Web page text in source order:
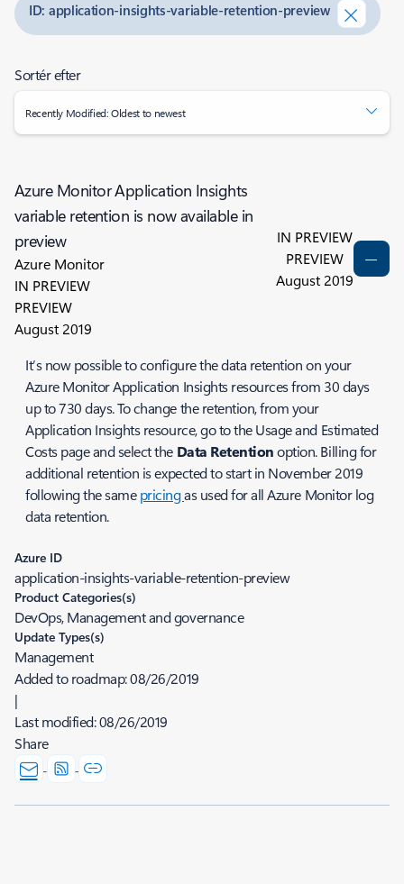
ID: application-insights-variable-retention-preview
Sortér efter
Recently Modified: Oldest to newest
Azure Monitor Application Insights
variable retention is now available in
preview
Azure Monitor
IN PREVIEW
PREVIEW
August 2019
IN PREVIEW
PREVIEW
August 2019
It’s now possible to configure the data retention on your
Azure Monitor Application Insights resources from 30 days
up to 730 days. To change the retention, from your
Application Insights resource, go to theUsage and Estimated
Costspage and select the Data Retentionoption. Billing for
additional retention is expected to start in November 2019
following the samepricingas used for all Azure Monitor log
data retention.
Azure ID
application-insights-variable-retention-preview
Product Categories(s)
DevOps, Management and governance
Update Types(s)
Management
Added to roadmap:08/26/2019
|
Last modified:08/26/2019
Share